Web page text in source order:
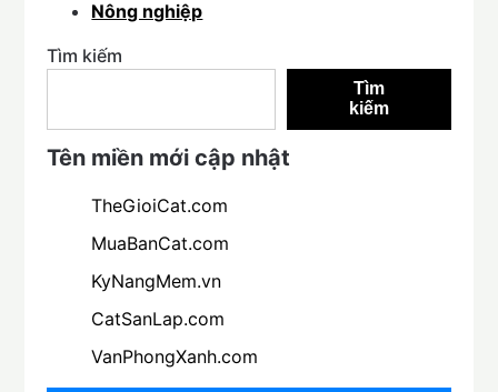
Nông nghiệp
Tìm kiếm
Tìm
kiếm
Tên miền mới cập nhật
TheGioiCat.com
MuaBanCat.com
KyNangMem.vn
CatSanLap.com
VanPhongXanh.com